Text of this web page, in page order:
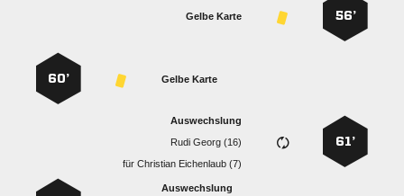
56’
Gelbe Karte
Gelbe Karte
60’
61’
Auswechslung
  
für  
Auswechslung